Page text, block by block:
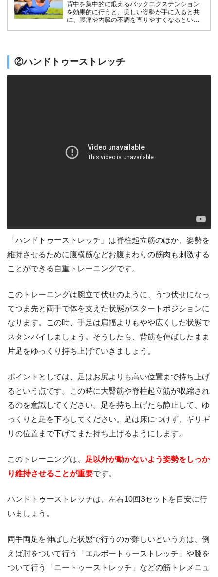
背中を集中的に鍛えるバックエクステンション
を効果的に行うと、美しい姿勢が手に入ると共
に、腰痛や内臓の不調を直りやすくなるという
②ハンドトゥーストレッチ
「ハンドトゥーストレッチ」は脊柱起立筋のほか、姿勢を
維持させるために腹横筋などお腹まわりの筋肉も刺激する
ことができる自重トレーニングです。
このトレーニングは腕立て伏せのように、うつ伏せになっ
てつま先と両手で体を支えた状態がスタートポジションに
なります。この時、手足は肩幅よりもやや広くした状態で
スタンバイしましょう。そうしたら、背筋を伸ばしたまま
片足をゆっくり持ち上げていきましょう。
ポイントとしては、足はお尻よりも高い位置まで持ち上げ
るという点です。この時に大臀筋や脊柱起立筋が収縮され
るのを意識してください。足を持ち上げたら静止して、ゆ
っくりと足を下ろしてください。足は床につけず、ギリギ
リの位置まで下げてまた持ち上げるようにします。
このトレーニングは、
足以外が動かないよう姿勢をしっか
り維持させることが重要です。
ハンドトゥーストレッチは、左右10回3セットを目安に行
いましょう。
両手両足を伸ばした状態で行うのが難しいという方は、例
えば肘をついて行う「エルボートゥーストレッチ」や膝を
ついて行う「ニートゥーストレッチ」などの筋トレメニュ